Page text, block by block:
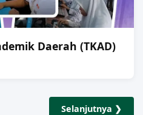
Daerah (TKAD)
Selanjutnya ❯